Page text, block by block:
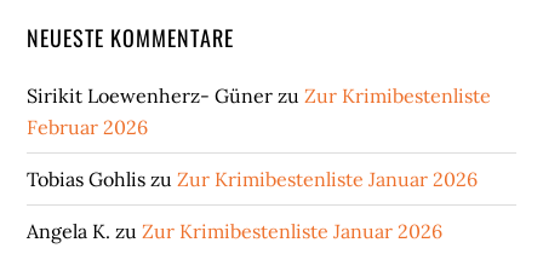
NEUESTE KOMMENTARE
Sirikit Loewenherz- Güner zuZur Krimibestenliste
Februar 2026
Tobias Gohlis zuZur Krimibestenliste Januar 2026
Angela K. zuZur Krimibestenliste Januar 2026